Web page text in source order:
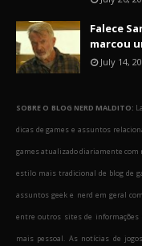
Falece
marcou
July 14,
SOBRE O BLOG NERD MALDITO:
dicas de games e assuntos
games atualizado diariamente com
estilo mais tradicional de blog de
assuntos geek e nerd em geral
entre outros sites de informações
mais pessoal. As notícias de